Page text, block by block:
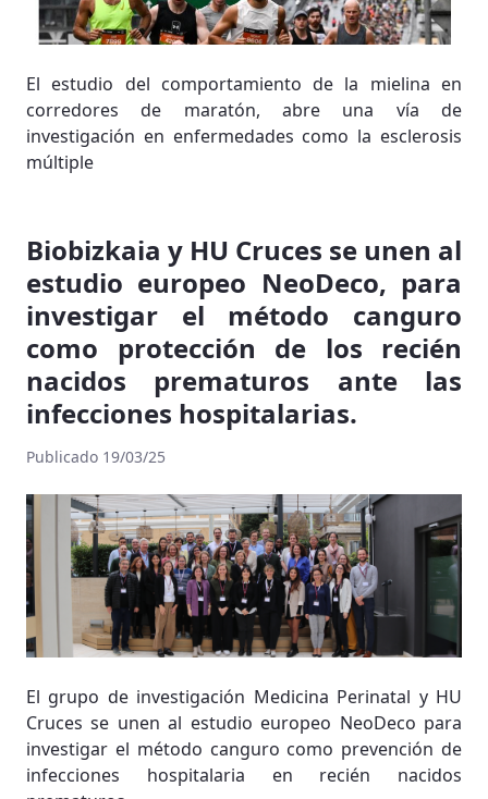
El estudio del comportamiento de la mielina en
corredores de maratón, abre una vía de
investigación en enfermedades como la esclerosis
múltiple
Biobizkaia y HU Cruces se unen al
estudio europeo NeoDeco, para
investigar el método canguro
como protección de los recién
nacidos prematuros ante las
infecciones hospitalarias.
Publicado 19/03/25
El grupo de investigación Medicina Perinatal y HU
Cruces se unen al estudio europeo NeoDeco para
investigar el método canguro como prevención de
infecciones hospitalaria en recién nacidos